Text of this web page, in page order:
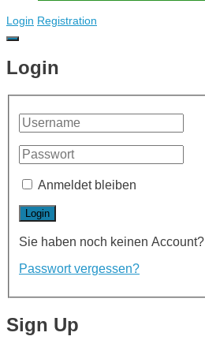
Login Registration
Login
Anmeldet bleiben
Sie haben noch keinen Account?
Passwort vergessen?
Sign Up